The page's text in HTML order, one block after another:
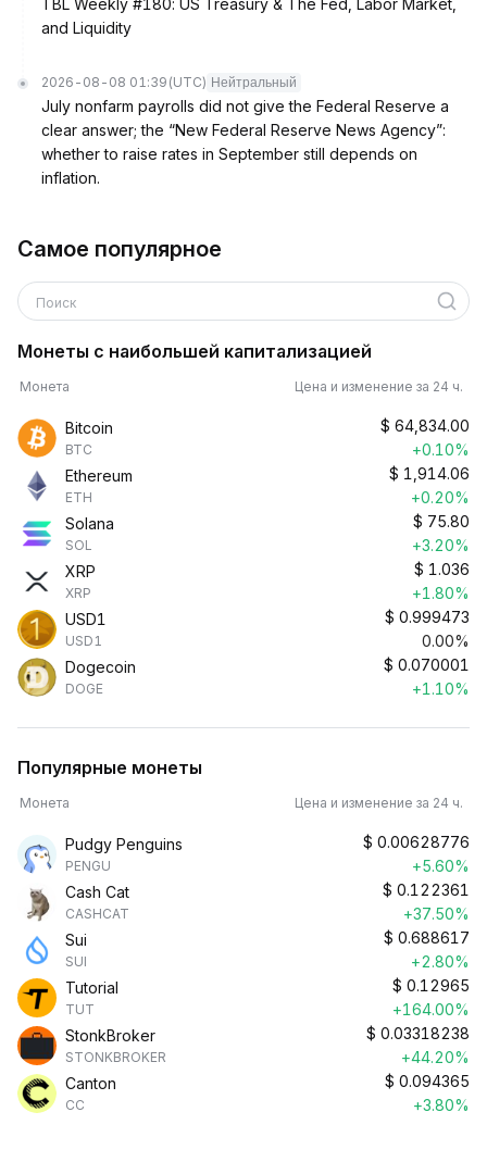
TBL Weekly #180: US Treasury & The Fed, Labor Market,
and Liquidity
2026-08-08 01:39 (UTC) Нейтральный
July nonfarm payrolls did not give the Federal Reserve a
clear answer; the “New Federal Reserve News Agency”:
whether to raise rates in September still depends on
inflation.
Самое популярное
Поиск
Монеты с наибольшей капитализацией
Монета Цена и изменение за 24 ч.
Bitcoin
BTC
$ 64,834.00
+0.10%
Ethereum
ETH
$ 1,914.06
+0.20%
Solana
SOL
$ 75.80
+3.20%
XRP
XRP
$ 1.036
+1.80%
USD1
USD1
$ 0.999473
0.00%
Dogecoin
DOGE
$ 0.070001
+1.10%
Популярные монеты
Монета Цена и изменение за 24 ч.
Pudgy Penguins
PENGU
$ 0.00628776
+5.60%
Cash Cat
CASHCAT
$ 0.122361
+37.50%
Sui
SUI
$ 0.688617
+2.80%
Tutorial
TUT
$ 0.12965
+164.00%
StonkBroker
STONKBROKER
$ 0.03318238
+44.20%
Canton
CC
$ 0.094365
+3.80%